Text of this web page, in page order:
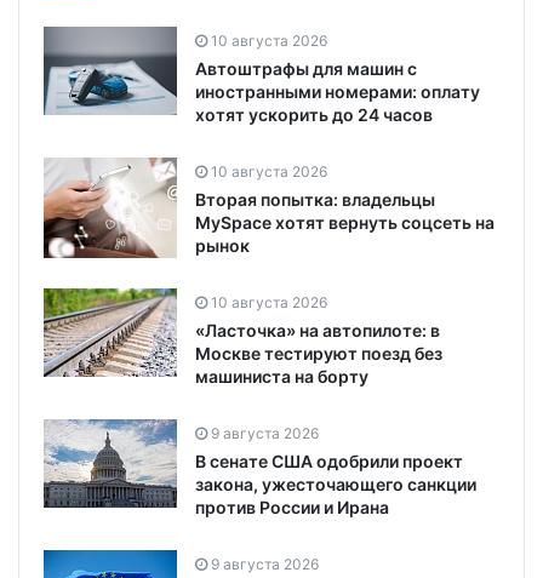
10 августа 2026
Автоштрафы для машин с
иностранными номерами: оплату
хотят ускорить до 24 часов
10 августа 2026
Вторая попытка: владельцы
MySpace хотят вернуть соцсеть на
рынок
10 августа 2026
«Ласточка» на автопилоте: в
Москве тестируют поезд без
машиниста на борту
9 августа 2026
В сенате США одобрили проект
закона, ужесточающего санкции
против России и Ирана
9 августа 2026